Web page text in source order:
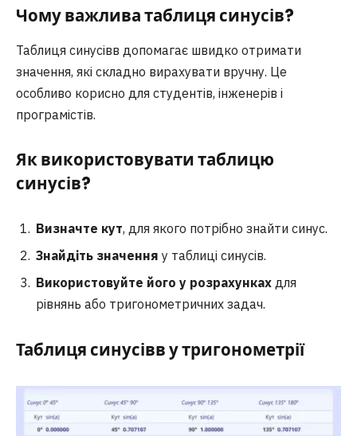
Чому важлива таблиця синусів?
Таблиця синусівв допомагає швидко отримати
значення, які складно вирахувати вручну. Це
особливо корисно для студентів, інженерів і
програмістів.
Як використовувати таблицю
синусів?
Визначте кут, для якого потрібно знайти синус.
Знайдіть значення у таблиці синусів.
Використовуйте його у розрахунках для
рівнянь або тригонометричних задач.
Таблиця синусівв у тригонометрії